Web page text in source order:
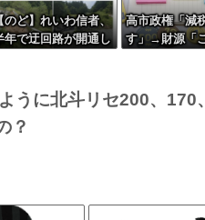
のど】れいわ信者、
年で迂回路が開通し
してしまう
高市政権「減
す」→財源「
うに北斗リセ200、170
？